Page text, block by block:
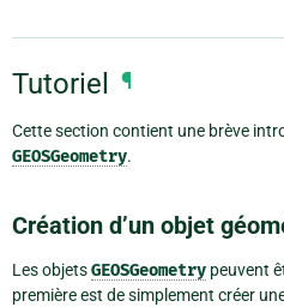
Tutoriel ¶
Cette section contient une brève
GEOSGeometry.
Création d’un objet
Les objetsGEOSGeometry peuvent
première est de simplement créer